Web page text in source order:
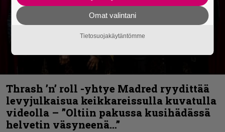
Thrash ’n’ roll -yhtye Madred ryydittää
levyjulkaisua keikkareissulla kuvatulla
videolla – ”Oltiin pakussa kusihädässä
helvetin väsyneenä…”
Omat valintani
Tietosuojakäytäntömme